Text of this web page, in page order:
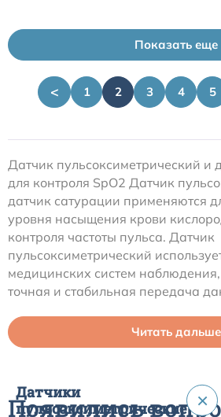
Показать еще
< 1 2 3 4 5
Датчик пульсоксиметрический и
для контроля SpO2 Датчик
датчик сатурации применяются
уровня насыщения крови
контроля частоты пульса. Датчик
пульсоксиметрический
медицинских систем наблюдения,
точная и стабильная передача
Читать дальше
Датчики
пульсоксиметрические
×
Появились